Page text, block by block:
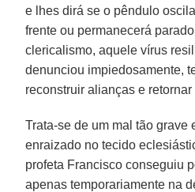
e lhes dirá se o pêndulo
frente ou permanecerá
clericalismo, aquele vírus
denunciou impiedosamente,
reconstruir alianças e
Trata-se de um mal tão grave
enraizado no tecido
profeta Francisco conseguiu
apenas temporariamente na